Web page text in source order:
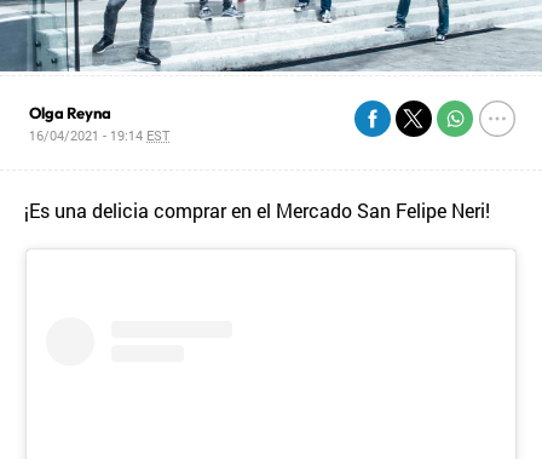
Olga Reyna
16/04/2021 - 19:14 EST
¡Es una delicia comprar en el Mercado San Felipe Neri!